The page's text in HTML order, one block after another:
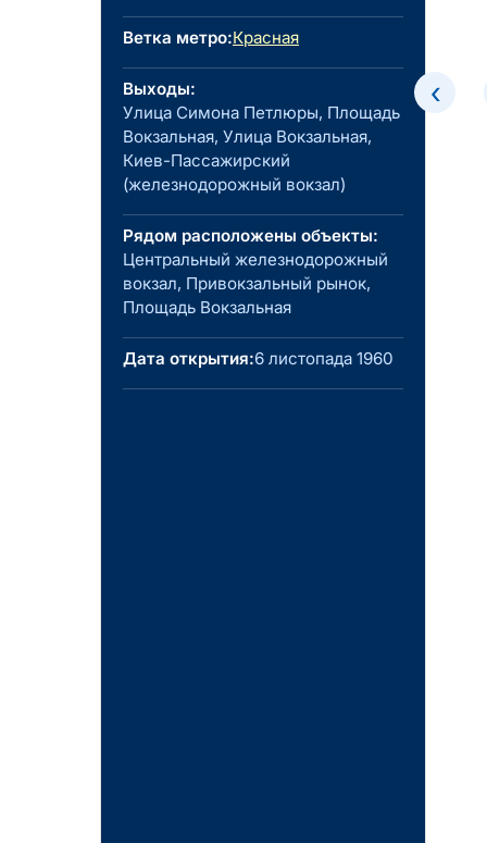
Ветка метро:Красная
Выходы:
Улица Симона Петлюры, Площадь
Вокзальная, Улица Вокзальная,
Киев-Пассажирский
(железнодорожный вокзал)
Рядом расположены объекты:
Центральный железнодорожный
вокзал, Привокзальный рынок,
Площадь Вокзальная
Дата открытия:6 листопада 1960
‹